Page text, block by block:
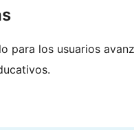
para los usuarios